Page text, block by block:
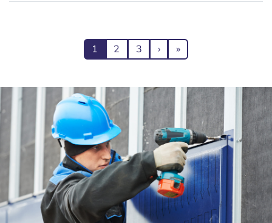
Нумерация страниц
Текущая страница
1 Page
2 Page
3 Следующая страница
› Последняя
»